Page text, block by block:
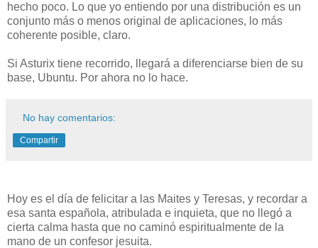
hecho poco. Lo que yo entiendo por una distribución es un
conjunto más o menos original de aplicaciones, lo más
coherente posible, claro.
Si Asturix tiene recorrido, llegará a diferenciarse bien de su
base, Ubuntu. Por ahora no lo hace.
No hay comentarios:
Compartir
Hoy es el día de felicitar a las Maites y Teresas, y recordar a
esa santa española, atribulada e inquieta, que no llegó a
cierta calma hasta que no caminó espiritualmente de la
mano de un confesor jesuita.